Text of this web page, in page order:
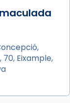
Joan
i l’ha
Eixample,